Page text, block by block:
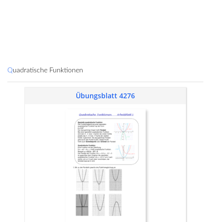
Quadratische Funktionen
Übungsblatt 4276